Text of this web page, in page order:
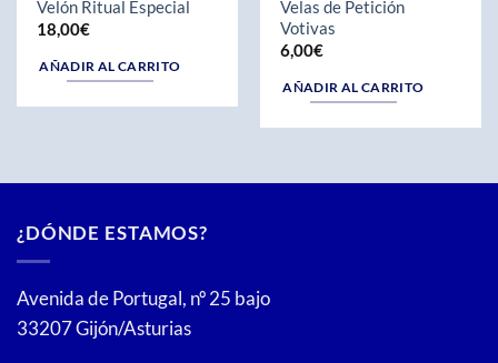
Velón Ritual Especial
18,00€
AÑADIR AL CARRITO
Velas de Petición
Votivas
6,00€
AÑADIR AL CARRITO
¿DÓNDE ESTAMOS?
Avenida de Portugal, nº 25 bajo
33207 Gijón/Asturias